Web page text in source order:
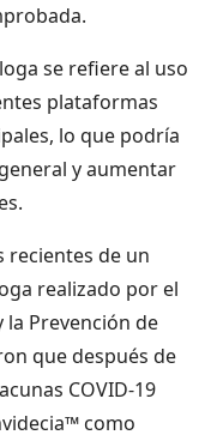
se refiere al uso
plataformas
lo que podría
y aumentar
recientes de un
realizado por el
Prevención de
que después de
COVID-19
como